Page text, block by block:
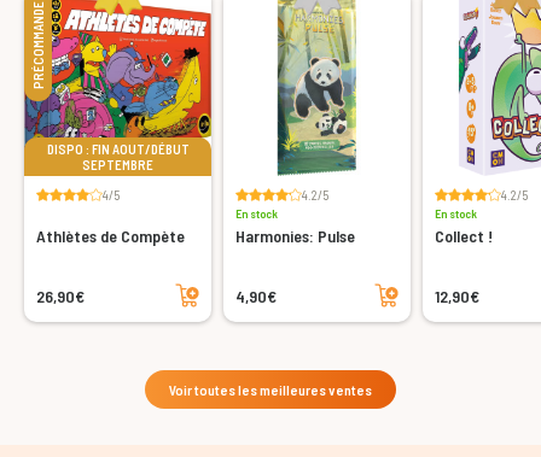
PRÉCOMMANDE
DISPO : FIN AOUT/DÉBUT
SEPTEMBRE
4/5
Athlètes de Compète
26,90€
Ajouter au panier
4.2/5
En stock
Harmonies: Pulse
4,90€
Ajouter au panier
4.2/5
En stock
Collect !
12,90€
Voir toutes les meilleures ventes